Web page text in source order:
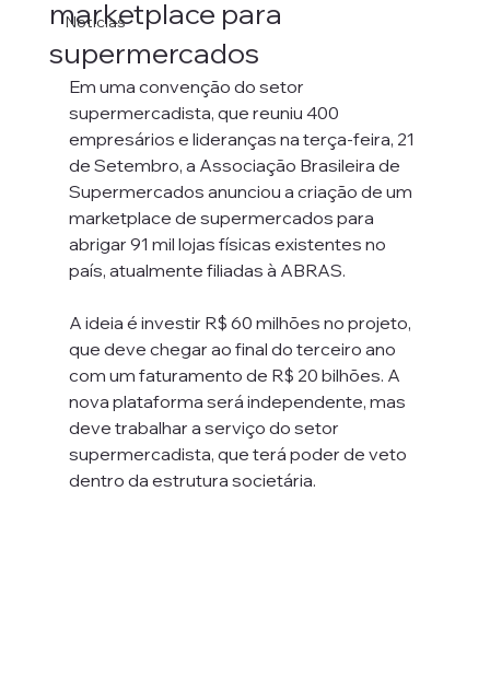
Notícias
marketplace para
supermercados
Em uma convenção do setor
supermercadista, que reuniu 400
empresários e lideranças na terça-feira, 21
de Setembro, a Associação Brasileira de
Supermercados anunciou a criação de um
marketplace de supermercados para
abrigar 91 mil lojas físicas existentes no
país, atualmente filiadas à ABRAS.
A ideia é investir R$ 60 milhões no projeto,
que deve chegar ao final do terceiro ano
com um faturamento de R$ 20 bilhões. A
nova plataforma será independente, mas
deve trabalhar a serviço do setor
supermercadista, que terá poder de veto
dentro da estrutura societária.